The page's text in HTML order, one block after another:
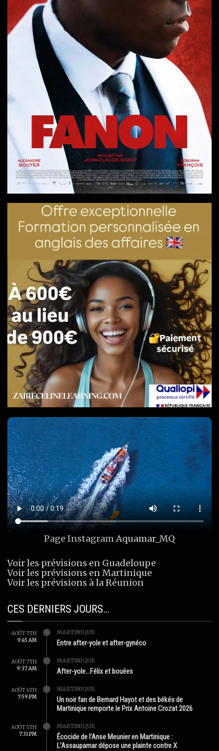
Page InstagramAquamar_MQ
Voir les prévisions en Guadeloupe
Voir les prévisions en Martinique
Voir les prévisions à la Réunion
CES DERNIERS JOURS…
AOÛT 7TH
9:45 AM
MARTINIQUE
Entre after-yole et after-gynéco
AOÛT 7TH
9:37 AM
MARTINIQUE
After-yole…Félix et bouées
AOÛT 6TH
7:59 PM
MARTINIQUE
Un noir fan de Bernard Hayot et des békés de
Martinique remporte le Prix Antoine Crozat 2026
AOÛT 5TH
7:31 PM
MARTINIQUE
Écocide de l’Anse Meunier en Martinique :
L’Assaupamar dépose une plainte contre X